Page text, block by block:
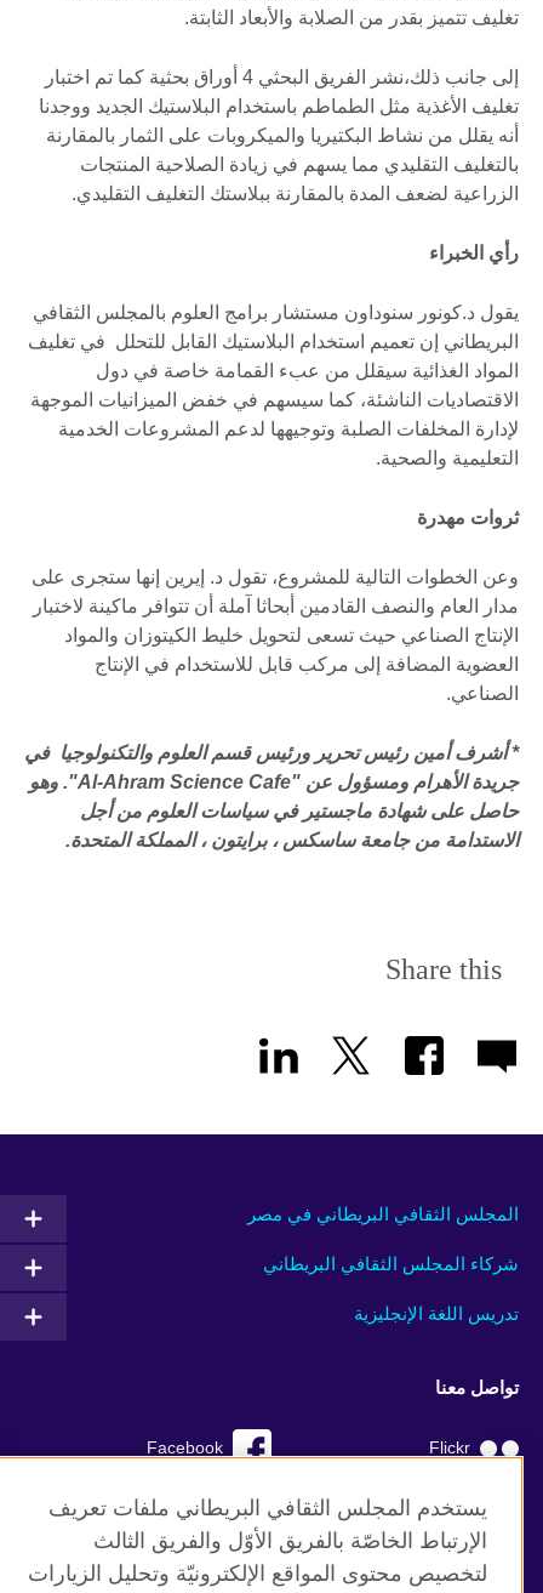
تغليف تتميز بقدر من الصلابة والأبعاد الثابتة.
إلى جانب ذلك،نشر الفريق البحثي 4 أوراق بحثية كما تم اختبار
تغليف الأغذية مثل الطماطم باستخدام البلاستيك الجديد ووجدنا
أنه يقلل من نشاط البكتيريا والميكروبات على الثمار بالمقارنة
بالتغليف التقليدي مما يسهم في زيادة الصلاحية المنتجات
الزراعية لضعف المدة بالمقارنة ببلاستك التغليف التقليدي.
رأي الخبراء
يقول د.كونور سنوداون مستشار برامج العلوم بالمجلس الثقافي
البريطاني إن تعميم استخدام البلاستيك القابل للتحلل في تغليف
المواد الغذائية سيقلل من عبء القمامة خاصة في دول
الاقتصاديات الناشئة، كما سيسهم في خفض الميزانيات الموجهة
لإدارة المخلفات الصلبة وتوجيهها لدعم المشروعات الخدمية
التعليمية والصحية.
ثروات مهدرة
وعن الخطوات التالية للمشروع، تقول د. إيرين إنها ستجرى على
مدار العام والنصف القادمين أبحاثا آملة أن تتوافر ماكينة لاختبار
الإنتاج الصناعي حيث تسعى لتحويل خليط الكيتوزان والمواد
العضوية المضافة إلى مركب قابل للاستخدام في الإنتاج
الصناعي.
* أشرف أمين رئيس تحرير ورئيس قسم العلوم والتكنولوجيا في
جريدة الأهرام ومسؤول عن "Al-Ahram Science Cafe". وهو
حاصل على شهادة ماجستير في سياسات العلوم من أجل
الاستدامة من جامعة ساسكس ، برايتون ، المملكة المتحدة.
Share this
المجلس الثقافي البريطاني في مصر
شركاء المجلس الثقافي البريطاني
تدريس اللغة الإنجليزية
تواصل معنا
Facebook Flickr
YouTube RSS
TikTok
يستخدم المجلس الثقافي البريطاني ملفات تعريف
الإرتباط الخاصّة بالفريق الأوّل والفريق الثالث
لتخصيص محتوى المواقع الإلكترونيّة وتحليل الزيارات